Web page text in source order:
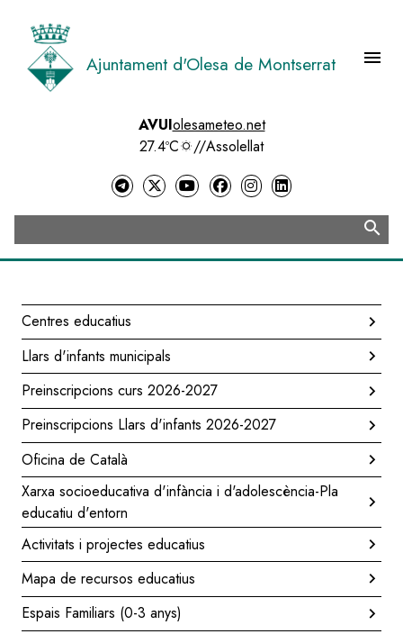
contingut
Ajuntament d'Olesa de Montserrat menu
AVUIolesameteo.net
27.4ºC
//Assolellat
search
Navegació
principal
Centres educatius
Llars d'infants municipals
Preinscripcions curs 2026-2027
Preinscripcions Llars d'infants 2026-2027
Oficina de Català
Xarxa socioeducativa d'infància i d'adolescència-Pla
educatiu d'entorn
Activitats i projectes educatius
Mapa de recursos educatius
Espais Familiars (0-3 anys)